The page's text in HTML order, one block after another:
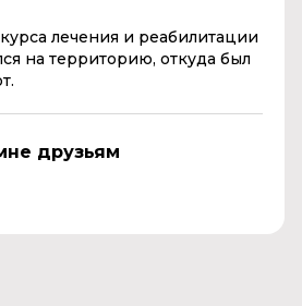
лечения и реабилитации
на территорию, откуда был
друзьям